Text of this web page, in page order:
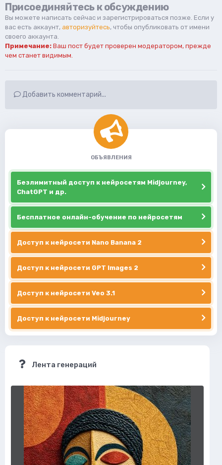
Присоединяйтесь к обсуждению
Вы можете написать сейчас и зарегистрироваться позже. Если у
вас есть аккаунт, авторизуйтесь, чтобы опубликовать от имени
своего аккаунта.
Примечание: Ваш пост будет проверен модератором, прежде
чем станет видимым.
Добавить комментарий...
ОБЪЯВЛЕНИЯ
Безлимитный доступ к нейросетям Midjourney,
ChatGPT и др.
Бесплатное онлайн-обучение по нейросетям
Доступ к нейросети Nano Banana 2
Доступ к нейросети GPT Images 2
Доступ к нейросети Veo 3.1
Доступ к нейросети Midjourney
Лента генераций